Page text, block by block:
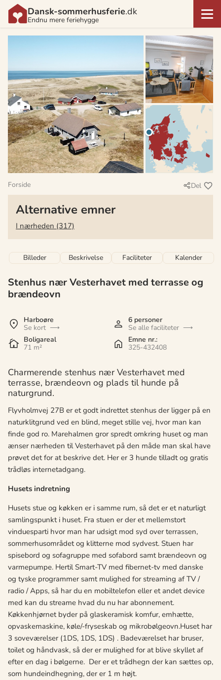
Dansk-sommerhusferie.dk
Endnu mere feriehygge
Forside Del
Alternative emner
I nærheden (317)
Billeder Beskrivelse Faciliteter Kalender
Stenhus nær Vesterhavet med terrasse og
brændeovn
Harboøre
Se kort
6 personer
Se alle faciliteter
Boligareal
71 m²
Emne nr.:
325-432408
Charmerende stenhus nær Vesterhavet med
terrasse, brændeovn og plads til hunde på
naturgrund.
Flyvholmvej 27B er et godt indrettet stenhus der ligger på en
naturklitgrund ved en blind, meget stille vej, hvor man kan
finde god ro. Marehalmen gror spredt omkring huset og man
ænser nærheden til Vesterhavet på den måde man skal have
prøvet det for at beskrive det. Her er 3 hunde tilladt og gratis
trådløs internetadgang.
Husets indretning
Husets stue og køkken er i samme rum, så det er et naturligt
samlingspunkt i huset. Fra stuen er der et mellemstort
vinduesparti hvor man har udsigt mod syd over terrassen,
sommerhusområdet og klitterne mod sydvest. Stuen har
spisebord og sofagruppe med sofabord samt brændeovn og
varmepumpe. Hertil Smart-TV med fibernet-tv med danske
og tyske programmer samt mulighed for streaming af TV /
radio / Apps, så har du en mobiltelefon eller et andet device
med kan du streame hvad du nu har abonnement.
Køkkenhjørnet byder på glaskeramisk komfur, emhætte,
opvaskemaskine, køle/-fryseskab og mikrobølgeovn.Huset har
3 soveværelser (1DS, 1DS, 1DS) . Badeværelset har bruser,
toilet og håndvask, så der er mulighed for at blive skyllet af
efter en dag i bølgerne. Der er et trådhegn der kan sættes op,
som hundeindhegning, der er 1 m højt.